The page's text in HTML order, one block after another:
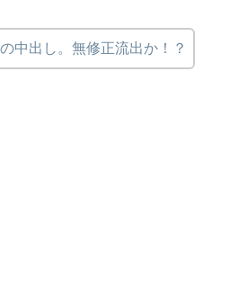
中出し。無修正流出か！？